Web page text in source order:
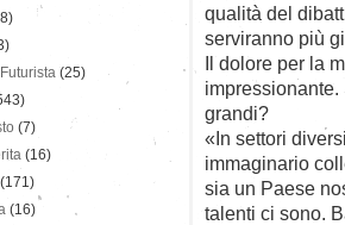
qualità del
serviranno più
Il dolore per la
grandi?
«In settori
immaginario
sia un Paese
talenti ci sono.
(25)
(7)
(16)
(171)
(16)